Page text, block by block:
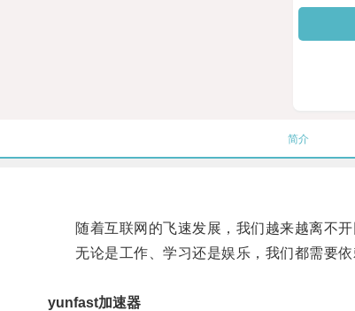
简介
随着互联网的飞速发展，我们越来越离不开
无论是工作、学习还是娱乐，我们都需要依
yunfast加速器